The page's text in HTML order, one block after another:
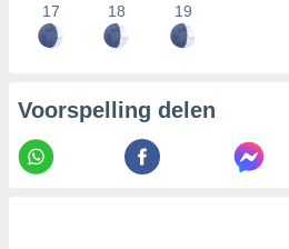
17 18 19
Voorspelling delen